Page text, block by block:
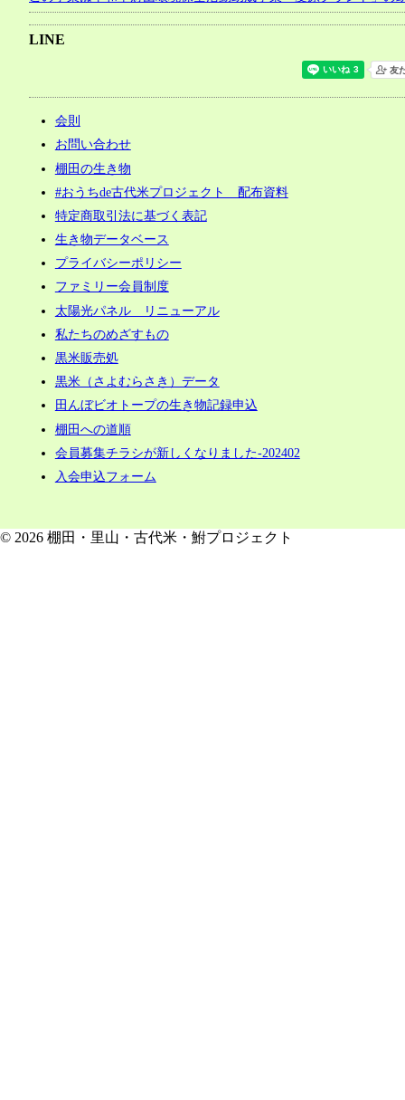
LINE
会則
お問い合わせ
棚田の生き物
#おうちde古代米プロジェクト 配布資料
特定商取引法に基づく表記
生き物データベース
プライバシーポリシー
ファミリー会員制度
太陽光パネル リニューアル
私たちのめざすもの
黒米販売処
黒米（さよむらさき）データ
田んぼビオトープの生き物記録申込
棚田への道順
会員募集チラシが新しくなりました-202402
入会申込フォーム
© 2026 棚田・里山・古代米・鮒プロジェクト